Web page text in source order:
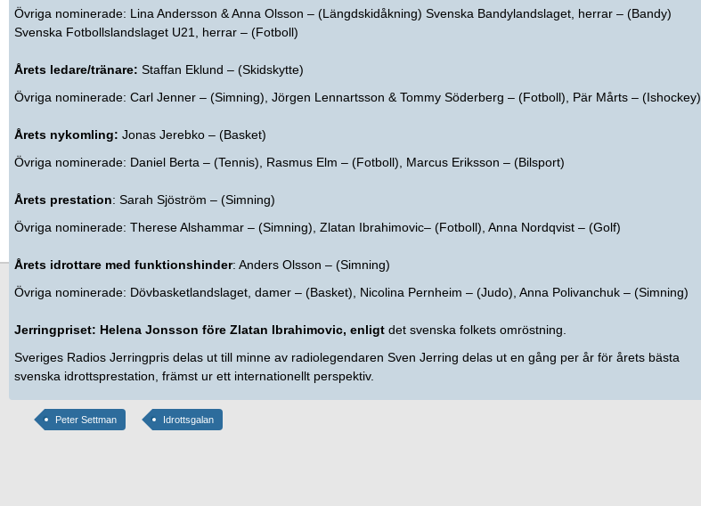
Övriga nominerade: Lina Andersson & Anna Olsson – (Längdskidåkning) Svenska Bandylandslaget, herrar – (Bandy)
Svenska Fotbollslandslaget U21, herrar – (Fotboll)
Årets ledare/tränare: Staffan Eklund – (Skidskytte)
Övriga nominerade: Carl Jenner – (Simning), Jörgen Lennartsson & Tommy Söderberg – (Fotboll), Pär Mårts – (Ishockey)
Årets nykomling: Jonas Jerebko – (Basket)
Övriga nominerade: Daniel Berta – (Tennis), Rasmus Elm – (Fotboll), Marcus Eriksson – (Bilsport)
Årets prestation: Sarah Sjöström – (Simning)
Övriga nominerade: Therese Alshammar – (Simning), Zlatan Ibrahimovic– (Fotboll), Anna Nordqvist – (Golf)
Årets idrottare med funktionshinder: Anders Olsson – (Simning)
Övriga nominerade: Dövbasketlandslaget, damer – (Basket), Nicolina Pernheim – (Judo), Anna Polivanchuk – (Simning)
Jerringpriset: Helena Jonsson före Zlatan Ibrahimovic, enligt det svenska folkets omröstning.
Sveriges Radios Jerringpris delas ut till minne av radiolegendaren Sven Jerring delas ut en gång per år för årets bästa
svenska idrottsprestation, främst ur ett internationellt perspektiv.
Peter Settman Idrottsgalan